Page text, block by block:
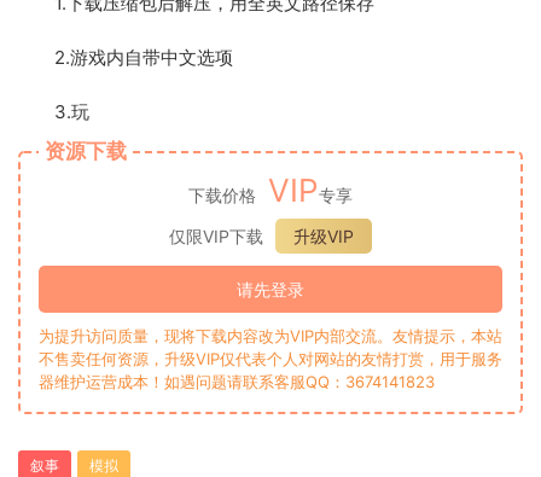
2.游戏内自带中文选项
3.玩
资源下载
下载价格 VIP专享
仅限VIP下载
升级VIP
请先登录
为提升访问质量，现将下载内容改为VIP内部交流。友情提示，本站
不售卖任何资源，升级VIP仅代表个人对网站的友情打赏，用于服务
器维护运营成本！如遇问题请联系客服QQ：3674141823
叙事 模拟